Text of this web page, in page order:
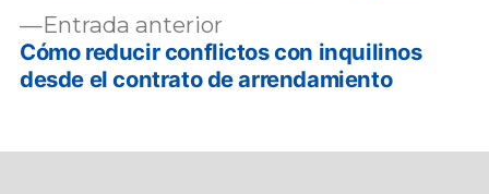
Entrada anterior
anterior:
Cómo reducir conflictos con inquilinos
desde el contrato de arrendamiento